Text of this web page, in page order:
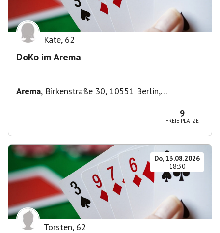
Kate, 62
DoKo im Arema
Arema, Birkenstraße 30, 10551 Berlin,
9
FREIE PLÄTZE
Do, 13.08.2026
18:30
Torsten, 62